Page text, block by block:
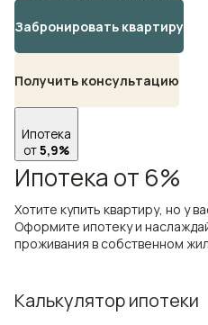
Забронировать квартиру
Получить консультацию
Ипотека
от5,9%
Ипотека от 6%
Хотите купить квартиру, но у
Оформите ипотеку и
проживания в собственном
Калькулятор ипотеки